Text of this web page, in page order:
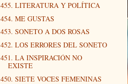
455. LITERATURA Y POLÍTICA
454. ME GUSTAS
453. SONETO A DOS ROSAS
452. LOS ERRORES DEL SONETO
451. LA INSPIRACIÓN NO
EXISTE
450. SIETE VOCES FEMENINAS